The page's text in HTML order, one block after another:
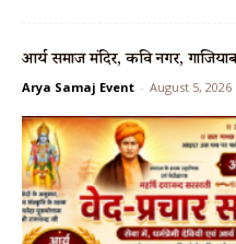
आर्य समाज मंदिर, कवि नगर,
Arya Samaj Event - August 5, 2026